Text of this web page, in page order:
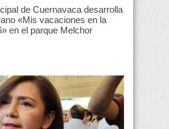
de Cuernavaca desarrolla
«Mis vacaciones en la
en el parque Melchor